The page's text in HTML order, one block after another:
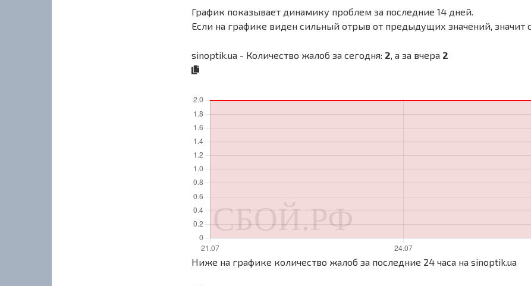
График показывает динамику проблем за последние 14 дней.
Если на графике виден сильный отрыв от предыдущих значений, значит
sinoptik.ua - Количество жалоб за сегодня: 2, а за вчера 2
Ниже на графике количество жалоб за последние 24 часа на sinoptik.ua